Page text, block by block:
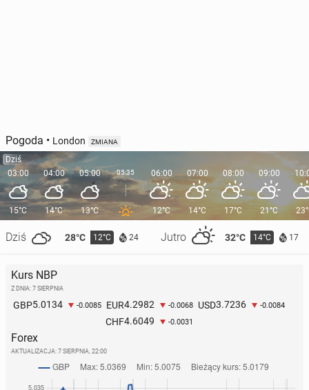
Pogoda • London ZMIANA
Dziś
03:00
15°C
Dziś 28°C 12°C 24 Jutro 32°C 14°C 17
04:00
14°C
05:00
13°C
05:35 06:00
12°C
07:00
14°C
08:00
17°C
09:00
21°C
Kurs NBP
Z DNIA: 7 SIERPNIA
GBP5.0134 -0.0085 EUR4.2982 -0.0068 USD3.7236 -0.0084
CHF4.6049 -0.0031
Forex
AKTUALIZACJA: 7 SIERPNIA, 22:00